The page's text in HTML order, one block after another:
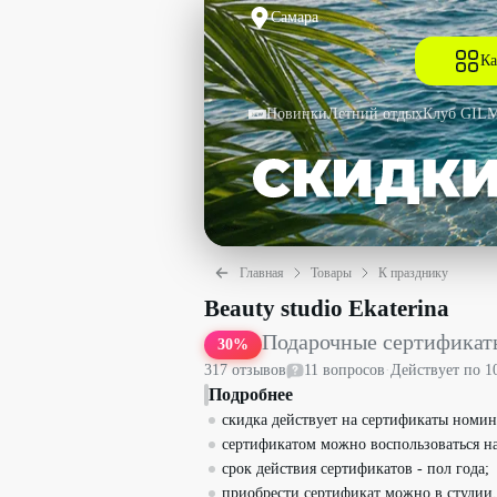
Самара
НовинкиЛетний отдыхКлуб
Главная Товары К празднику
Подарочные сертификаты на услуги
Beauty studio Ekaterina
30% Подарочные
317отзывов 11 вопросов ·Действует по
Подробнее
скидка действует на сертификаты
сертификатом можно воспользоваться
срок действия сертификатов - пол года;
приобрести сертификат можно в студии.